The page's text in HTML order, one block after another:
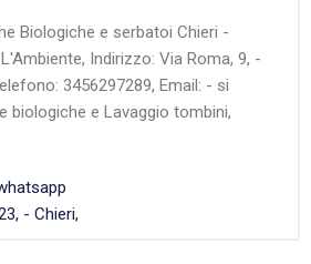
Biologiche e serbatoi Chieri -
Indirizzo: Via Roma, 9, -
3456297289, Email: - si
biologiche e Lavaggio tombini,
- Chieri,